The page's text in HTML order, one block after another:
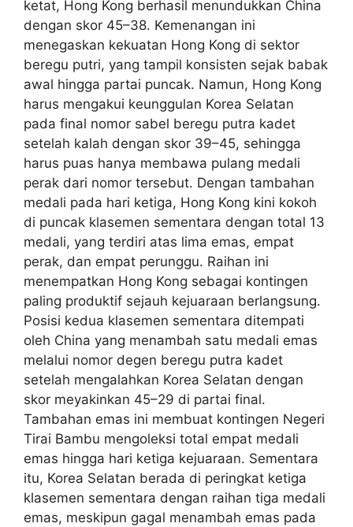
ketat, Hong Kong berhasil menundukkan China
dengan skor 45–38. Kemenangan ini
menegaskan kekuatan Hong Kong di sektor
beregu putri, yang tampil konsisten sejak babak
awal hingga partai puncak. Namun, Hong Kong
harus mengakui keunggulan Korea Selatan
pada final nomor sabel beregu putra kadet
setelah kalah dengan skor 39–45, sehingga
harus puas hanya membawa pulang medali
perak dari nomor tersebut. Dengan tambahan
medali pada hari ketiga, Hong Kong kini kokoh
di puncak klasemen sementara dengan total 13
medali, yang terdiri atas lima emas, empat
perak, dan empat perunggu. Raihan ini
menempatkan Hong Kong sebagai kontingen
paling produktif sejauh kejuaraan berlangsung.
Posisi kedua klasemen sementara ditempati
oleh China yang menambah satu medali emas
melalui nomor degen beregu putra kadet
setelah mengalahkan Korea Selatan dengan
skor meyakinkan 45–29 di partai final.
Tambahan emas ini membuat kontingen Negeri
Tirai Bambu mengoleksi total empat medali
emas hingga hari ketiga kejuaraan. Sementara
itu, Korea Selatan berada di peringkat ketiga
klasemen sementara dengan raihan tiga medali
emas, meskipun gagal menambah emas pada